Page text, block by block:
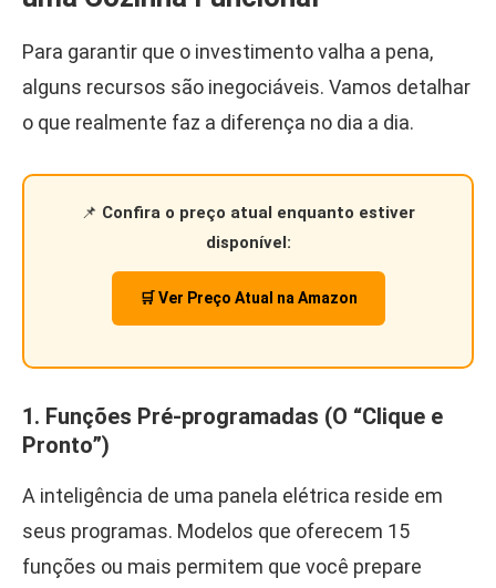
Para garantir que o investimento valha a pena,
alguns recursos são inegociáveis. Vamos detalhar
o que realmente faz a diferença no dia a dia.
📌 Confira o preço atual enquanto estiver
disponível:
🛒 Ver Preço Atual na Amazon
1. Funções Pré-programadas (O “Clique e
Pronto”)
A inteligência de uma panela elétrica reside em
seus programas. Modelos que oferecem 15
funções ou mais permitem que você prepare